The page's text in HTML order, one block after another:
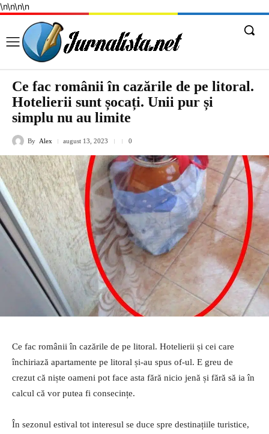
\n\n\n\n
Ce fac românii în cazările de pe litoral.
Hotelierii sunt șocați. Unii pur și
simplu nu au limite
By Alex august 13, 2023 0
Ce fac românii în cazările de pe litoral. Hotelierii și cei care
închiriază apartamente pe litoral și-au spus of-ul. E greu de
crezut că niște oameni pot face asta fără nicio jenă și fără să ia în
calcul că vor putea fi consecințe.
În sezonul estival tot interesul se duce spre destinațiile turistice,